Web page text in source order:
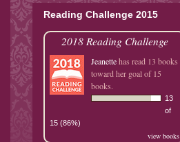
Reading Challenge 2015
2018 Reading Challenge
Jeanettehas read 13 books
toward her goal of 15
books.
13
of
15 (86%)
view books